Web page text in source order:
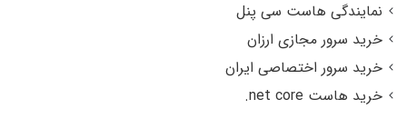
نمایندگی هاست سی پنل
خرید سرور مجازی ارزان
خرید سرور اختصاصی ایران
خرید هاست net core.